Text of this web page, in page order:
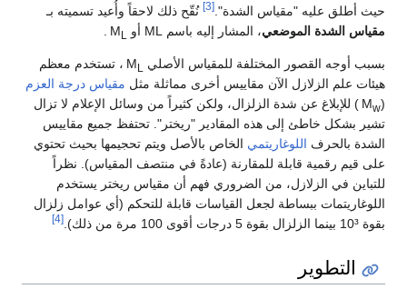
حيث أطلق عليه "مقياس الشدة".
نُقّح ذلك لاحقاً وأُعيد تسميته بـ
مقياس الشدة الموضعي، المشار إليه باسم ML أو M L
.
بسبب أوجه القصور المختلفة للمقياس الأصلي M
، تستخدم معظم
هيئات علم الزلازل الآن مقاييس أخرى مماثلة مثل مقياس درجة العزم
w
) للإبلاغ عن شدة الزلزال، ولكن كثيراً من وسائل الإعلام لا تزال
تشير بشكل خاطئ إلى هذه المقادير "ريختر". تحتفظ جميع مقاييس
الشدة بالحرف اللوغاريتمي الخاص بالأصل ويتم تحجيمها بحيث تحتوي
على قيم رقمية قابلة للمقارنة (عادةً في منتصف المقياس). نظراً
للتباين في الزلازل، من الضروري فهم أن مقياس ريختر يستخدم
اللوغاريتمات ببساطة لجعل القياسات قابلة للتحكم (أي عوامل زلزال
بقوة 10³ بينما الزلزال بقوة 5 درجات أقوى 100 مرة من ذلك).
التطوير